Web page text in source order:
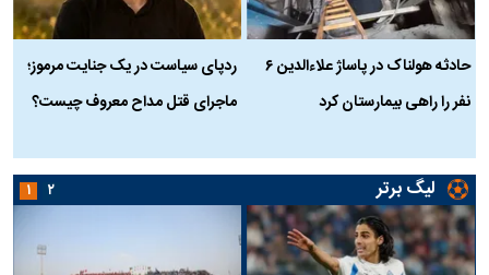
حادثه هولناک در پاساژ علاءالدین ۶
نفر را راهی بیمارستان کرد
ردپای سیاست در یک جنایت مرموز؛
ماجرای قتل مداح معروف چیست؟
لیگ برتر ۱ ۲